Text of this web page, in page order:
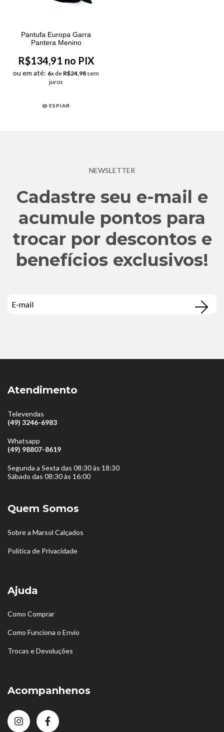
Pantufa Europa Garra
Pantera Menino
R$134,91 no PIX
ou em até: 6x de R$24,98 sem
juros
ESPIAR
NEWSLETTER
Cadastre seu e-mail e
acumule pontos para
trocar por descontos e
benefícios exclusivos!
Atendimento
Televendas
(49) 3246-6983
Whatsapp
(49) 98807-8619
Segunda a Sexta das 08:30 às 18:30
Sábado das 08:30 às 16:00
Quem Somos
Sobre a Marsol Calçados
Política de Privacidade
Ajuda
Como Comprar
Como Funciona o Envio
Trocas e Devoluções
Acompanhenos